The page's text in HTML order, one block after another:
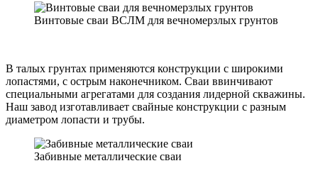
Винтовые сваи ВСЛМ для вечномерзлых грунтов
В талых грунтах применяются конструкции с широкими
лопастями, с острым наконечником. Сваи ввинчивают
специальными агрегатами для создания лидерной скважины.
Наш завод изготавливает свайные конструкции с разным
диаметром лопасти и трубы.
Забивные металлические сваи